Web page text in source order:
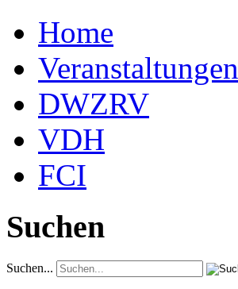
Home
Veranstaltungen
DWZRV
VDH
FCI
Suchen
Suchen...